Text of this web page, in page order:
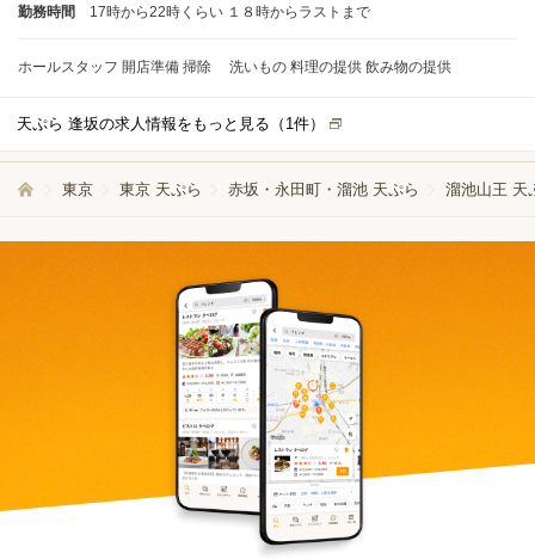
勤務時間
17時から22時くらい １８時からラストまで
ホールスタッフ 開店準備 掃除 洗いもの 料理の提供 飲み物の提供
天ぷら 逢坂の求人情報をもっと見る（ 1件）
東京 東京 天ぷら 赤坂・永田町・溜池 天ぷら 溜池山王 天